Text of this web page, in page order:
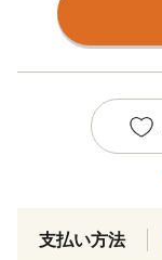
支払い方法